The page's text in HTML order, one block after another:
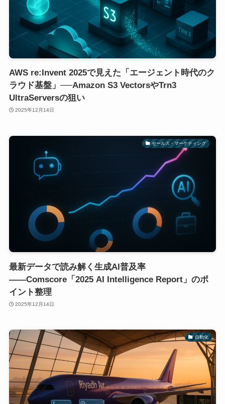
AWS re:Invent 2025で見えた「エージェント時代のク
ラウド基盤」──Amazon S3 VectorsやTrn3
UltraServersの狙い
2025年12月14日
セールス・マーケティング
最新データで読み解く生成AI普及率
――Comscore「2025 AI Intelligence Report」のポ
イント整理
2025年12月14日
自動化